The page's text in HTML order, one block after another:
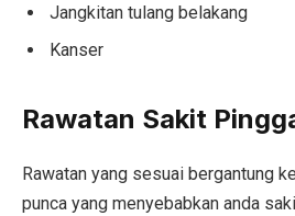
Jangkitan tulang belakang
Kanser
Rawatan Sakit
Rawatan yang sesuai bergantung
punca yang menyebabkan anda